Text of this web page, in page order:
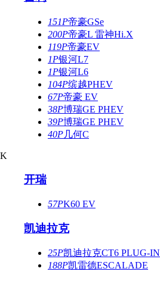
151P帝豪GSe
200P帝豪L 雷神Hi.X
119P帝豪EV
1P银河L7
1P银河L6
104P缤越PHEV
67P帝豪 EV
38P博瑞GE PHEV
39P博瑞GE PHEV
40P几何C
K
开瑞
57PK60 EV
凯迪拉克
25P凯迪拉克CT6 PLUG-IN
188P凯雷德ESCALADE